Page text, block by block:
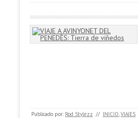
Publicado por: Rod Stylezz // INICIO,VIAJES